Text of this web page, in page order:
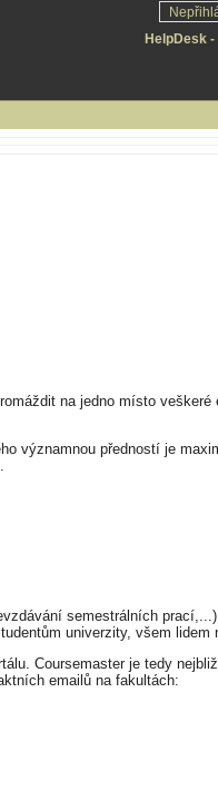
HelpDesk
na jedno místo
významnou předností je
semestrálních
univerzity, všem lidem
Coursemaster je tedy
emailů na fakultách: